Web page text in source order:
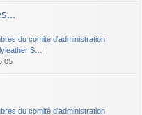
du comité d'administration
S…
du comité d'administration